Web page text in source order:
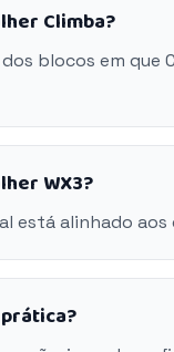
Climba?
blocos em
WX3?
está alinhado